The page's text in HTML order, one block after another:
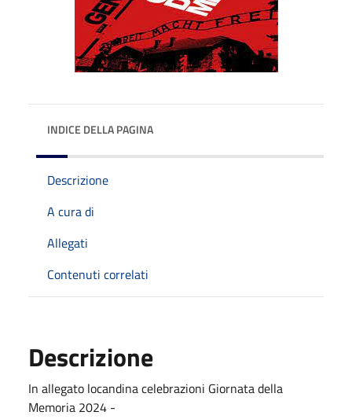
INDICE DELLA PAGINA
Descrizione
A cura di
Allegati
Contenuti correlati
Descrizione
In allegato locandina celebrazioni Giornata della
Memoria 2024 -